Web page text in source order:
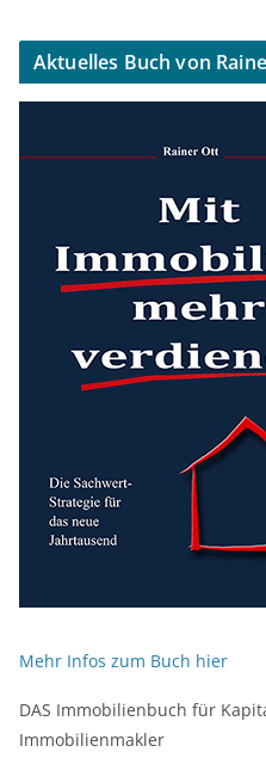
Aktuelles Buch von
Mehr Infos zum Buch hier
DAS Immobilienbuch für
Immobilienmakler